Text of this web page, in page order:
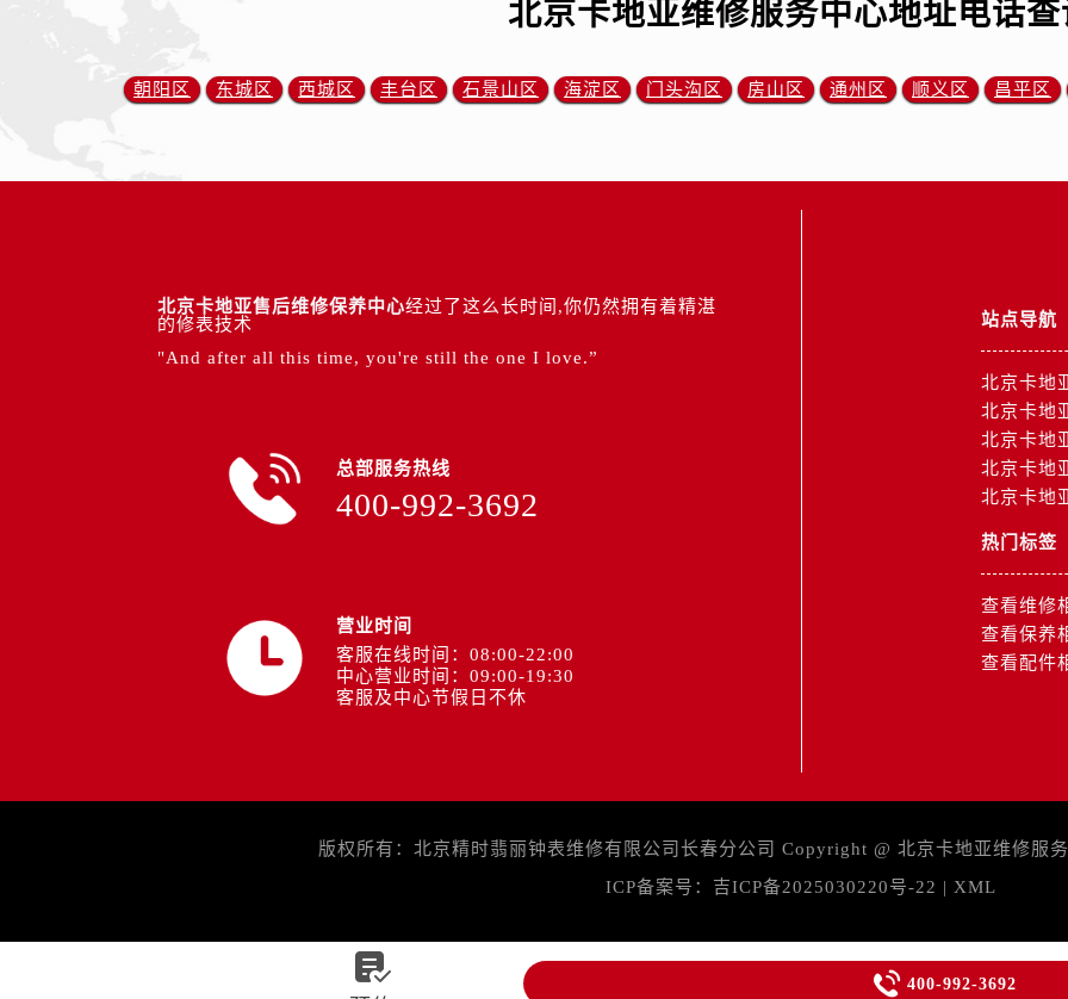
北京卡地亚维修服务中心地址电话查
朝阳区 东城区 西城区 丰台区 石景山区 海淀区 门头沟区 房山区 通州区 顺义区 昌平区
北京卡地亚售后维修保养中心经过了这么长时间,你仍然拥有着精湛
的修表技术
"And after all this time, you're still the one I love.”
总部服务热线
400-992-3692
营业时间
客服在线时间：08:00-22:00
中心营业时间：09:00-19:30
客服及中心节假日不休
站点导航
北京卡地
北京卡地
北京卡地
北京卡地
北京卡地
热门标签
查看维修
查看保养
查看配件
版权所有：北京精时翡丽钟表维修有限公司长春分公司 Copyright @ 北京卡地亚维修服
ICP备案号： 吉ICP备2025030220号-22 | XML
  400-992-3692